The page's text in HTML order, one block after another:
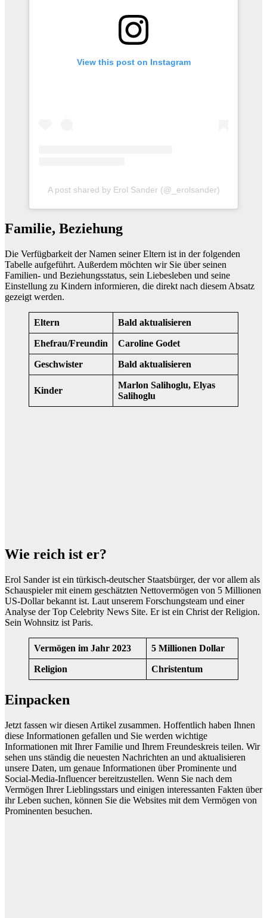
View this post on Instagram
A post shared by Erol Sander (@_erolsander)
Familie, Beziehung
Die Verfügbarkeit der Namen seiner Eltern ist in der folgenden
Tabelle aufgeführt. Außerdem möchten wir Sie über seinen
Familien- und Beziehungsstatus, sein Liebesleben und seine
Einstellung zu Kindern informieren, die direkt nach diesem Absatz
gezeigt werden.
Eltern Bald aktualisieren
Ehefrau/Freundin Caroline Godet
Geschwister Bald aktualisieren
Kinder
Marlon Salihoglu, Elyas
Salihoglu
Wie reich ist er?
Erol Sander ist ein türkisch-deutscher Staatsbürger, der vor allem als
Schauspieler mit einem geschätzten Nettovermögen von 5 Millionen
US-Dollar bekannt ist. Laut unserem Forschungsteam und einer
Analyse der Top Celebrity News Site. Er ist ein Christ der Religion.
Sein Wohnsitz ist Paris.
Vermögen im Jahr 2023 5 Millionen Dollar
Religion Christentum
Einpacken
Jetzt fassen wir diesen Artikel zusammen. Hoffentlich haben Ihnen
diese Informationen gefallen und Sie werden wichtige
Informationen mit Ihrer Familie und Ihrem Freundeskreis teilen. Wir
sehen uns ständig die neuesten Nachrichten an und aktualisieren
unsere Daten, um genaue Informationen über Prominente und
Social-Media-Influencer bereitzustellen. Wenn Sie nach dem
Vermögen Ihrer Lieblingsstars und einigen interessanten Fakten über
ihr Leben suchen, können Sie die Websites mit dem Vermögen von
Prominenten besuchen.